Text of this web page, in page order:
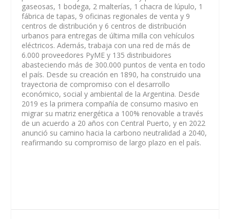
gaseosas, 1 bodega, 2 malterías, 1 chacra de lúpulo, 1
fábrica de tapas, 9 oficinas regionales de venta y 9
centros de distribución y 6 centros de distribución
urbanos para entregas de última milla con vehículos
eléctricos. Además, trabaja con una red de más de
6.000 proveedores PyME y 135 distribuidores
abasteciendo más de 300.000 puntos de venta en todo
el país. Desde su creación en 1890, ha construido una
trayectoria de compromiso con el desarrollo
económico, social y ambiental de la Argentina. Desde
2019 es la primera compañía de consumo masivo en
migrar su matriz energética a 100% renovable a través
de un acuerdo a 20 años con Central Puerto, y en 2022
anunció su camino hacia la carbono neutralidad a 2040,
reafirmando su compromiso de largo plazo en el país.